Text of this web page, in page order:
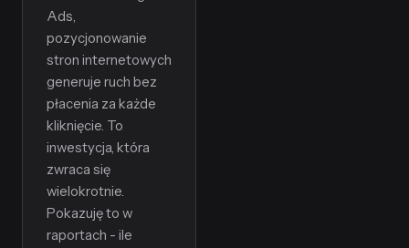
Ads,
pozycjonowanie
stron internetowych
generuje ruch bez
płacenia za każde
kliknięcie. To
inwestycja, która
zwraca się
wielokrotnie.
Pokazuję to w
raportach - ile